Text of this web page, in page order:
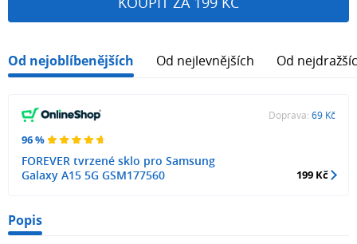
Od nejoblíbenějších Od nejlevnějších Od
96 %
FOREVER tvrzené sklo pro Samsung
Galaxy A15 5G GSM177560
Doprava: 69 Kč
199 Kč
Popis